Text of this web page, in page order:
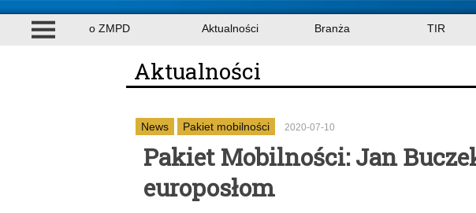
o ZMPD Aktualności Branża TIR
Aktualności
News Pakiet mobilności 2020-07-10
Pakiet Mobilności: Jan
europosłom